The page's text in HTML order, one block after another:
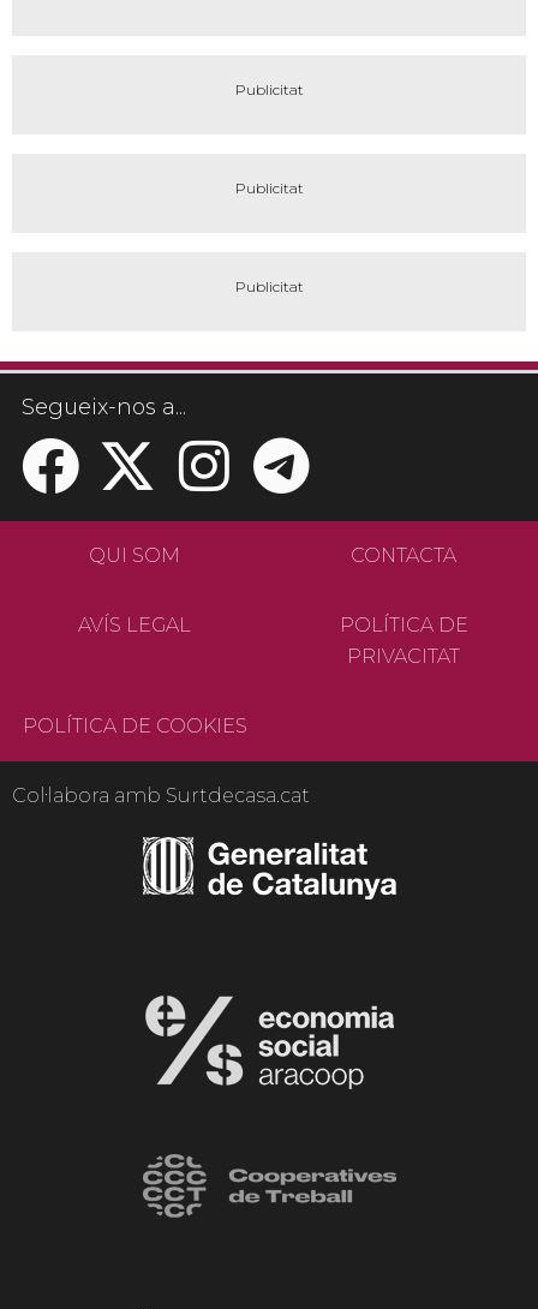
Segueix-nos a...
QUI SOM CONTACTA
AVÍS LEGAL
POLÍTICA DE
PRIVACITAT
POLÍTICA DE COOKIES
Col·labora amb Surtdecasa.cat